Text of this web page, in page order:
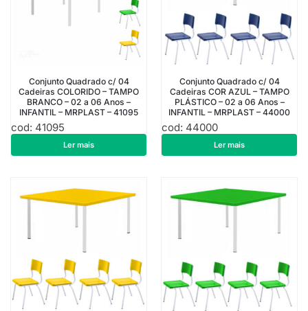
Conjunto Quadrado c/ 04
Cadeiras COLORIDO – TAMPO
BRANCO – 02 a 06 Anos –
INFANTIL – MRPLAST – 41095
cod: 41095
1.001,52
Ler mais
Conjunto Quadrado c/ 04
Cadeiras COR AZUL – TAMPO
PLÁSTICO – 02 a 06 Anos –
INFANTIL – MRPLAST – 44000
cod: 44000
1.040,55
Ler mais